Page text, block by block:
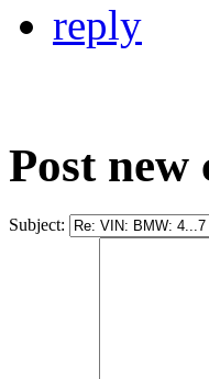
reply
Post new
Subject: